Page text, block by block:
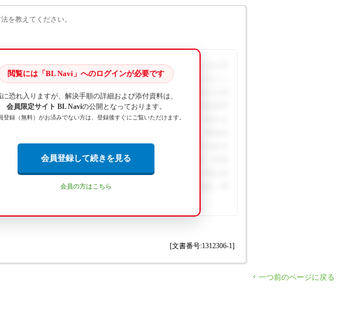
を教えてください。
装条件]ボタンより2トーン下部色を選択すると、外板パネルの項
ェックボックスが表示されます。該当パネルの[2トーン]にチェッ
トーン加算]が、塗装指数に加算されます。 ... この回答の続きを閲
Naviへのログインが必要です。詳細な手順や画像解説、関連資料
会員専用コンテンツとして提供されています。この回答の続きを
は会員専用コンテンツとして提供されています。この回答の続き
BL Naviへのログインが必要です。詳細な手順や画像解説、関連
ドは会員専用コンテンツとして提供されています。この回答の続
、BL Naviへのログインが必要です。詳細な手順や画像解説、関
閲覧には「BL Navi」へのログインが必要です
に恐れ入りますが、解決手順の詳細および添付資料は、
会員限定サイト BL Naviの公開となっております。
登録（無料）がお済みでない方は、登録後すぐにご覧いただけます。
会員登録して続きを見る
会員の方はこちら
[文書番号:1312306-1]
一つ前のページに戻る